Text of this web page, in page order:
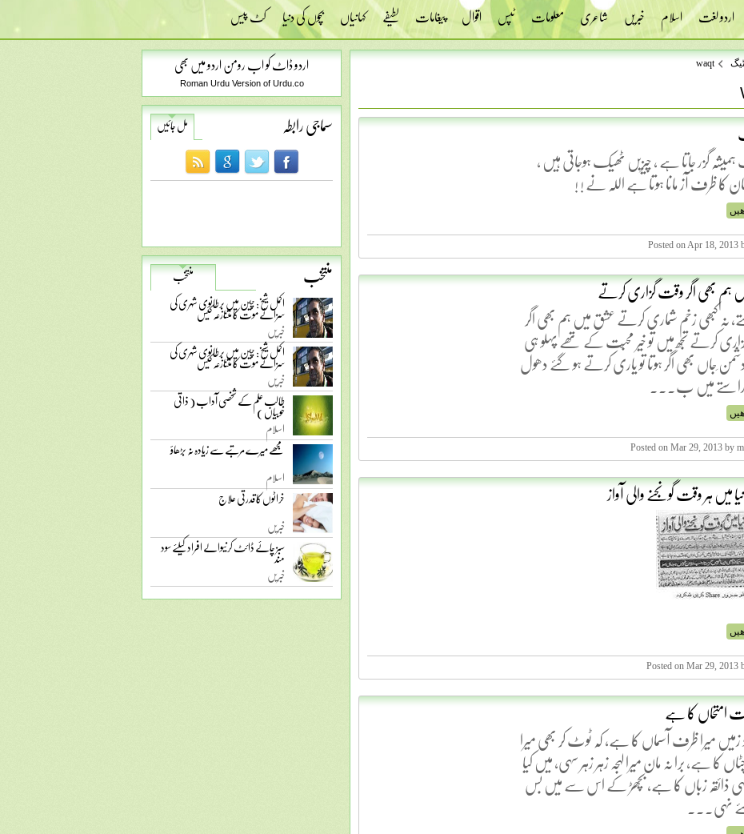
اردو لغت اسلام خبریں شاعری معلومات ٹپس اقوال پیغامات لطیفے کہانیاں بچوں کی دنیا کٹ پیس
اردو ڈاٹ کو اب رومن اردو میں بھی
Roman Urdu Version of Urdu.co
سماجی رابطہ مل جائیں
منتخب
منتخب
اکمل شیخ: چین میں برطانوی شہری کی
سزائے موت کا متنازعہ کیس
خبریں
اکمل شیخ: چین میں برطانوی شہری کی
سزائے موت کا متنازعہ کیس
خبریں
طالب علم کے شخصی آداب ( ذاتی
خوبیاں )
اسلام
مجھے میرے مرتبے سے زیادہ نہ بڑھاؤ
اسلام
خراٹوں کا قدرتی علاج
خبریں
سبز چائے ڈائٹ کرنیوالے افراد کیلئے سود
مند
خبریں
ٹیگ waqt
گزر جاتا ہے ، چیزیں ٹھیک ہوجاتی ہیں ،
کا ظرف آز مانا ہوتا ہے اللہ نے ! !
Posted on Apr 18, 2013
ہم بھی اگر وقت گزاری کرتے
نہ کبھی زخم شماری کرتے عشق میں ہم بھی اگر
کرتے تجھ میں تو خیر محبّت کے تھے پہلو ہی
ِجاں بھی اگر ہوتا تو یاری کرتے ہو گئے دھول
میں ب...
Posted on Mar 29, 2013 by
میں ہر وقت گونجنے والی آواز
Posted on Mar 29, 2013
امتحاں کا ہے
میرا ظرف آسماں کا ہے، کہ ٹوٹ کر بھی میرا
کا ہے، برا نہ مان میرا لہجہ زہر زہر سہی، میں کیا
ذائقہ زباں کا ہے، بچھڑ کے اس سے میں بس
نہی...